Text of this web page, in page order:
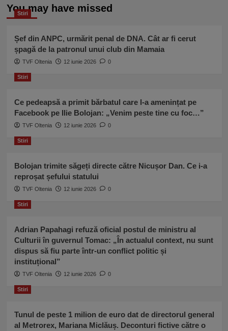
Curs
valutar
2019.
Euro
a
You may have missed
Stiri
Șef din ANPC, urmărit penal de DNA. Cât ar fi cerut
șpagă de la patronul unui club din Mamaia
TVF Oltenia 12 iunie 2026 0
Stiri
Ce pedeapsă a primit bărbatul care l-a amenințat pe
Facebook pe Ilie Bolojan: „Venim peste tine cu foc…”
TVF Oltenia 12 iunie 2026 0
Stiri
Bolojan trimite săgeți directe către Nicușor Dan. Ce i-a
reproșat șefului statului
TVF Oltenia 12 iunie 2026 0
Stiri
Adrian Papahagi refuză oficial postul de ministru al
Culturii în guvernul Tomac: „În actualul context, nu sunt
dispus să fiu parte într-un conflict politic și
instituțional”
TVF Oltenia 12 iunie 2026 0
Stiri
Tunul de peste 1 milion de euro dat de directorul general
al Metrorex, Mariana Miclăuș. Deconturi fictive către o